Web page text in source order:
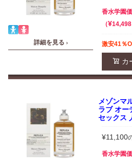
詳細を見る ›
香水学園
¥14,498
激安41％
カ
メゾンマ
ラブ オー
セックス
¥11,100
香水学園